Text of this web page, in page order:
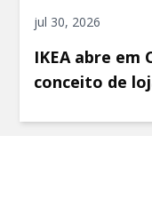
jul 30, 2026
IKEA abre em
conceito de